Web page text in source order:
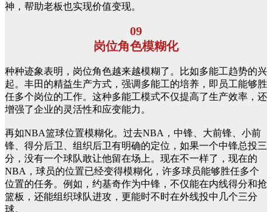
神，帮助老板也实现价值变现。
09
岗位角色模糊化
种种迹象表明，岗位角色越来越模糊了。比如多能工趋势的兴
起。丰田的精益生产方式，强调多能工的培养，即员工能够胜
任多个岗位的工作。这种多能工模式不仅提高了生产效率，还
增强了企业的灵活性和应变能力。
再如NBA篮球位置模糊化。过去NBA，中锋、大前锋、小前
锋、得分后卫、组织后卫有明确的定位，如果一个中锋总投三
分，没有一个球队敢让他留在场上。现在不一样了，现在的
NBA，球员的位置已经变得模糊化，许多球员能够胜任多个
位置的任务。例如，约基奇作为中锋，不仅能在内线得分和抢
篮板，还能组织球队进攻，更能时不时在外线投中几个三分
球。